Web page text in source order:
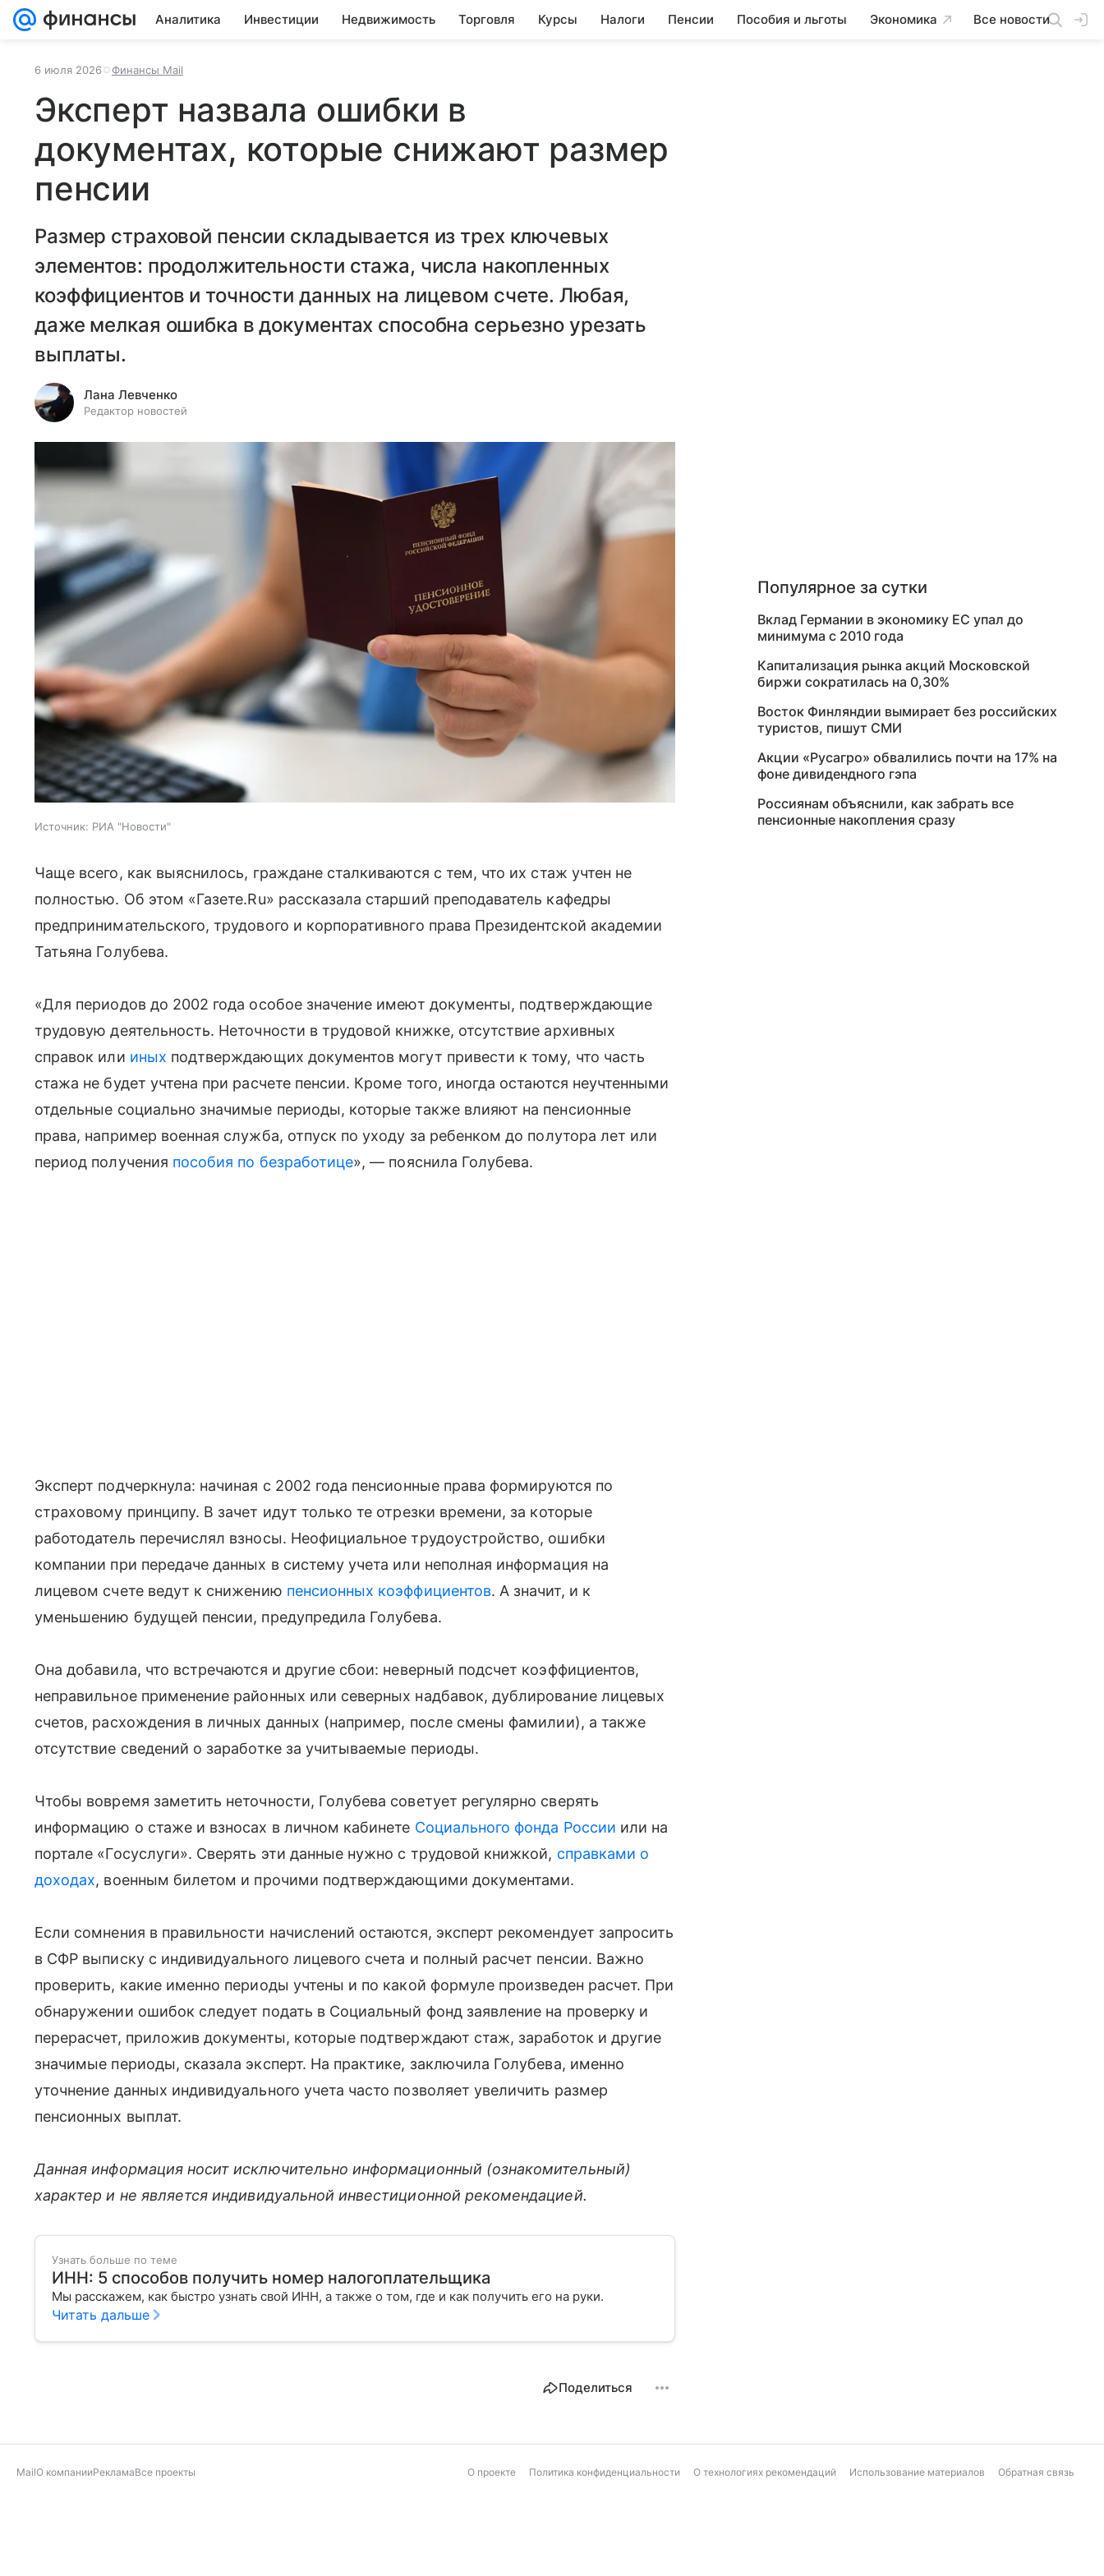
Аналитика Инвестиции Недвижимость Торговля Курсы Налоги Пенсии Пособия и льготы Экономика Все новости
6 июля 2026 Финансы Mail
Эксперт назвала ошибки в
документах, которые снижают размер
пенсии
Размер страховой пенсии складывается из трех ключевых
элементов: продолжительности стажа, числа накопленных
коэффициентов и точности данных на лицевом счете. Любая,
даже мелкая ошибка в документах способна серьезно урезать
выплаты.
Лана Левченко
Редактор новостей
Источник: РИА "Новости"
Чаще всего, как выяснилось, граждане сталкиваются с тем, что их стаж учтен не
полностью. Об этом «Газете.Ru» рассказала старший преподаватель кафедры
предпринимательского, трудового и корпоративного права Президентской академии
Татьяна Голубева.
«Для периодов до 2002 года особое значение имеют документы, подтверждающие
трудовую деятельность. Неточности в трудовой книжке, отсутствие архивных
справок или иных подтверждающих документов могут привести к тому, что часть
стажа не будет учтена при расчете пенсии. Кроме того, иногда остаются неучтенными
отдельные социально значимые периоды, которые также влияют на пенсионные
права, например военная служба, отпуск по уходу за ребенком до полутора лет или
период получения пособия по безработице», — пояснила Голубева.
Эксперт подчеркнула: начиная с 2002 года пенсионные права формируются по
страховому принципу. В зачет идут только те отрезки времени, за которые
работодатель перечислял взносы. Неофициальное трудоустройство, ошибки
компании при передаче данных в систему учета или неполная информация на
лицевом счете ведут к снижению пенсионных коэффициентов. А значит, и к
уменьшению будущей пенсии, предупредила Голубева.
Она добавила, что встречаются и другие сбои: неверный подсчет коэффициентов,
неправильное применение районных или северных надбавок, дублирование лицевых
счетов, расхождения в личных данных (например, после смены фамилии), а также
отсутствие сведений о заработке за учитываемые периоды.
Чтобы вовремя заметить неточности, Голубева советует регулярно сверять
информацию о стаже и взносах в личном кабинете Социального фонда России или на
портале «Госуслуги». Сверять эти данные нужно с трудовой книжкой, справками о
доходах, военным билетом и прочими подтверждающими документами.
Если сомнения в правильности начислений остаются, эксперт рекомендует запросить
в СФР выписку с индивидуального лицевого счета и полный расчет пенсии. Важно
проверить, какие именно периоды учтены и по какой формуле произведен расчет. При
обнаружении ошибок следует подать в Социальный фонд заявление на проверку и
перерасчет, приложив документы, которые подтверждают стаж, заработок и другие
значимые периоды, сказала эксперт. На практике, заключила Голубева, именно
уточнение данных индивидуального учета часто позволяет увеличить размер
пенсионных выплат.
Данная информация носит исключительно информационный (ознакомительный)
характер и не является индивидуальной инвестиционной рекомендацией.
Узнать больше по теме
ИНН: 5 способов получить номер налогоплательщика
Мы расскажем, как быстро узнать свой ИНН, а также о том, где и как получить его на руки.
Читать дальше
Поделиться
Популярное за сутки
Вклад Германии в экономику ЕС упал до
минимума с 2010 года
Капитализация рынка акций Московской
биржи сократилась на 0,30%
Восток Финляндии вымирает без российских
туристов, пишут СМИ
Акции «Русагро» обвалились почти на 17% на
фоне дивидендного гэпа
Россиянам объяснили, как забрать все
пенсионные накопления сразу
MailО компанииРекламаВсе проекты О проекте Политика конфиденциальности О технологиях рекомендаций Использование материалов Обратная связь